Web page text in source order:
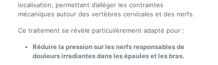
localisation, permettant d’alléger les contraintes
mécaniques autour des vertèbres cervicales et des nerfs.
Ce traitement se révèle particulièrement adapté pour :
Réduire la pression sur les nerfs responsables de
douleurs irradiantes dans les épaules et les bras.